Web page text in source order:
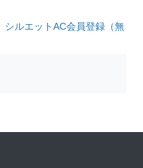
シルエットAC会員登録（無